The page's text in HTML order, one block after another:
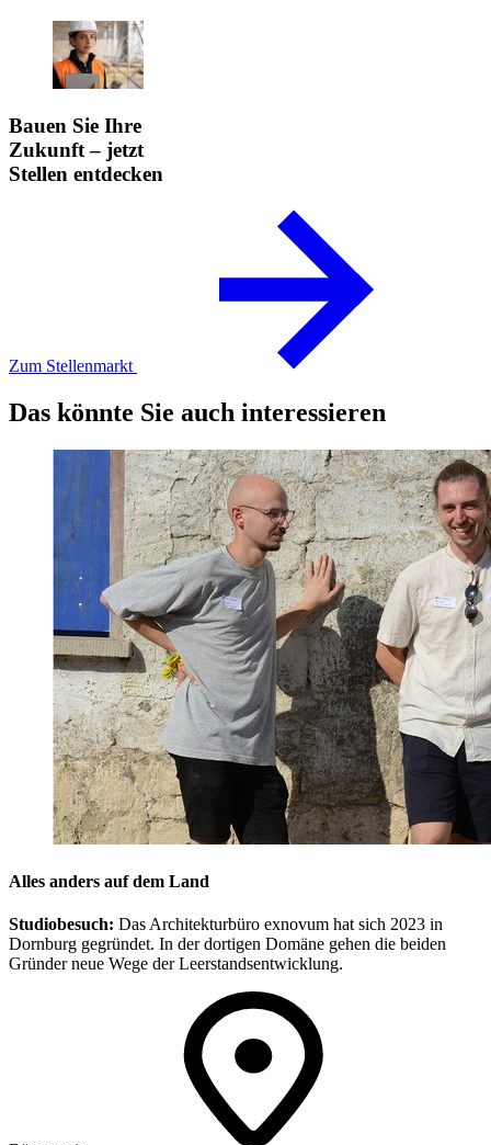
Bauen Sie Ihre
Zukunft – jetzt
Stellen entdecken
Zum Stellenmarkt
Das könnte Sie auch interessieren
Alles anders auf dem Land
Studiobesuch: Das Architekturbüro exnovum hat sich 2023 in
Dornburg gegründet. In der dortigen Domäne gehen die beiden
Gründer neue Wege der Leerstandsentwicklung.